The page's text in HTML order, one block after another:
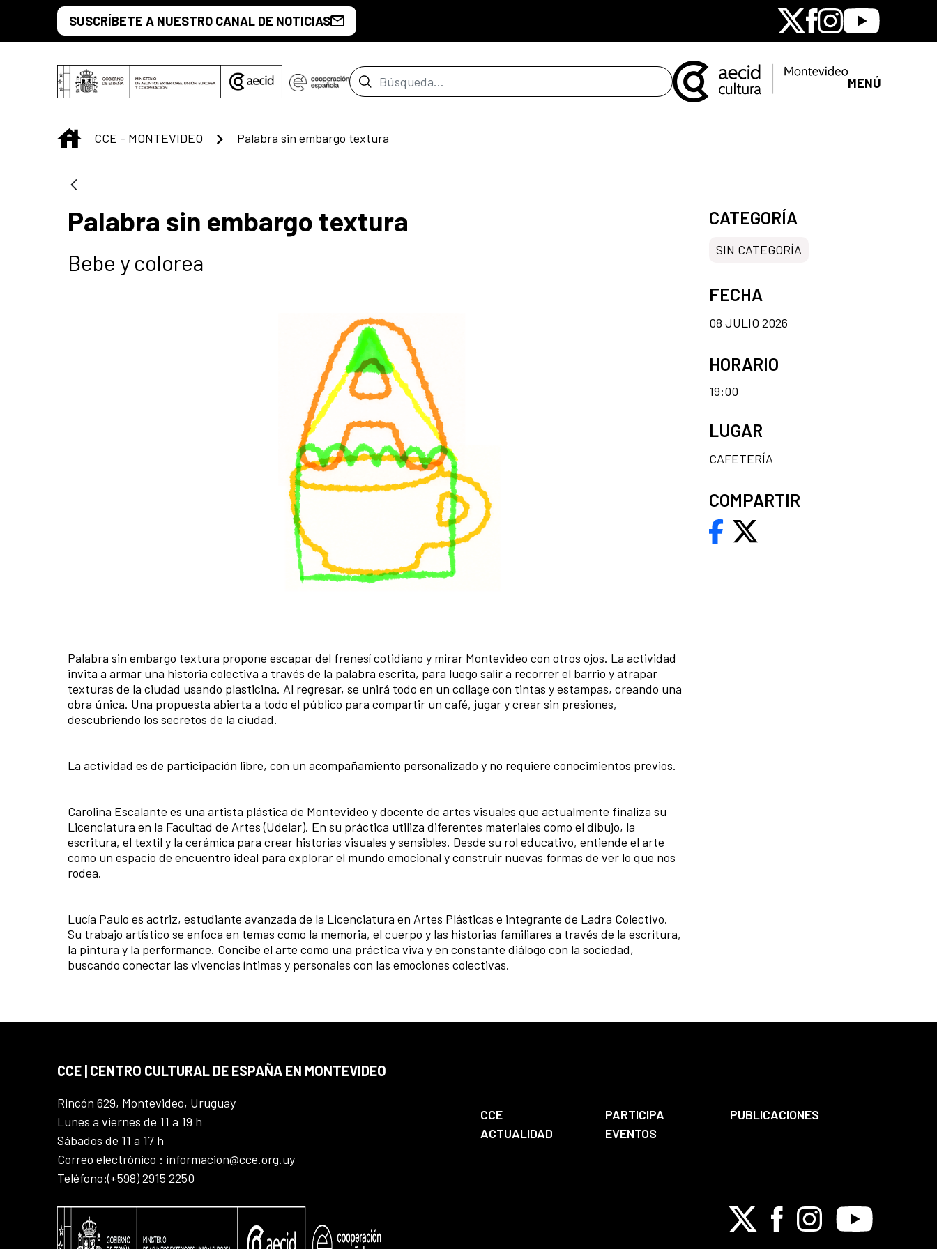
Saltar al contenido principal
SUSCRÍBETE A NUESTRO CANAL DE NOTICIAS X Facebook
Instagram
Youtube
Barra de búsqueda MENÚ
INICIO
CCE - MONTEVIDEO Palabra sin embargo textura
Palabra sin embargo textura
Bebe y colorea
Palabra sin embargo textura propone escapar del frenesí cotidiano y mirar Montevideo con otros ojos. La actividad
invita a armar una historia colectiva a través de la palabra escrita, para luego salir a recorrer el barrio y atrapar
texturas de la ciudad usando plasticina. Al regresar, se unirá todo en un collage con tintas y estampas, creando una
obra única. Una propuesta abierta a todo el público para compartir un café, jugar y crear sin presiones,
descubriendo los secretos de la ciudad.
La actividad es de participación libre, con un acompañamiento personalizado y no requiere conocimientos previos.
Carolina Escalante es una artista plástica de Montevideo y docente de artes visuales que actualmente finaliza su
Licenciatura en la Facultad de Artes (Udelar). En su práctica utiliza diferentes materiales como el dibujo, la
escritura, el textil y la cerámica para crear historias visuales y sensibles. Desde su rol educativo, entiende el arte
como un espacio de encuentro ideal para explorar el mundo emocional y construir nuevas formas de ver lo que nos
rodea.
Lucía Paulo es actriz, estudiante avanzada de la Licenciatura en Artes Plásticas e integrante de Ladra Colectivo.
Su trabajo artístico se enfoca en temas como la memoria, el cuerpo y las historias familiares a través de la escritura,
la pintura y la performance. Concibe el arte como una práctica viva y en constante diálogo con la sociedad,
buscando conectar las vivencias íntimas y personales con las emociones colectivas.
CATEGORÍA
SIN CATEGORÍA
FECHA
08 JULIO 2026
HORARIO
19:00
LUGAR
CAFETERÍA
COMPARTIR
CCE | CENTRO CULTURAL DE ESPAÑA EN MONTEVIDEO
Rincón 629, Montevideo, Uruguay
Lunes a viernes de 11 a 19 h
Sábados de 11 a 17 h
Correo electrónico : informacion@cce.org.uy
Teléfono:(+598) 2915 2250
CCE PARTICIPA
PUBLICACIONES
ACTUALIDAD
EVENTOS
X FacebookInstagramYoutube